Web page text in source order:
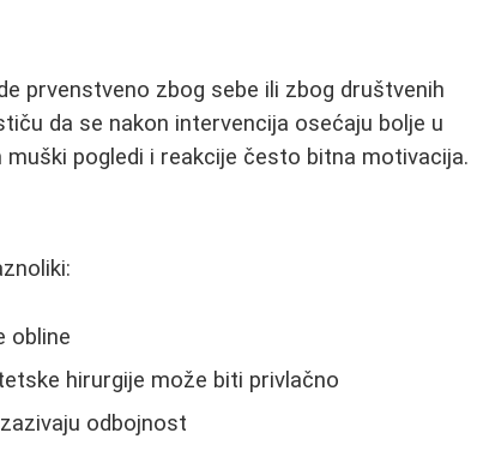
prvenstveno zbog sebe ili zbog društvenih
da se nakon intervencija osećaju bolje u
pogledi i reakcije često bitna motivacija.
obline
hirurgije može biti privlačno
odbojnost